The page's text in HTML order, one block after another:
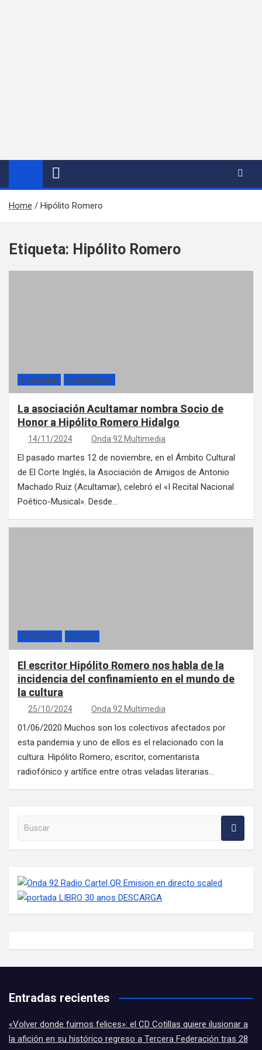
Home Hipólito Romero
Etiqueta: Hipólito Romero
ACULTAMAR ASOCIACIONES
La asociación Acultamar nombra Socio de
Honor a Hipólito Romero Hidalgo
14/11/2024 Onda 92 Multimedia
El pasado martes 12 de noviembre, en el Ámbito Cultural
de El Corte Inglés, la Asociación de Amigos de Antonio
Machado Ruiz (Acultamar), celebró el «I Recital Nacional
Poético-Musical». Desde…
CATEGORÍAS CULTURA
El escritor Hipólito Romero nos habla de la
incidencia del confinamiento en el mundo de
la cultura
25/10/2024 Onda 92 Multimedia
01/06/2020 Muchos son los colectivos afectados por
esta pandemia y uno de ellos es el relacionado con la
cultura. Hipólito Romero, escritor, comentarista
radiofónico y artífice entre otras veladas literarias…
Buscar en la web
Entradas recientes
«Volver donde fuimos felices»: el CD Cotillas quiere ilusionar a
la afición en su histórico regreso a Tercera Federación tras 28